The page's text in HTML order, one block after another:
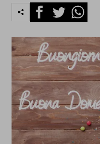
FacebookTwitterWhatsapp